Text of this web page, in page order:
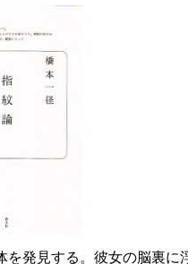
発見する。彼女の脳裏